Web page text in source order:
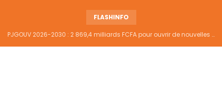
FLASHINFO
PJGOUV 2026-2030 : 2 869,4 milliards FCFA pour ouvrir de nouvelles perspectives à plus de 5,2 millions de jeunes ivoiriens